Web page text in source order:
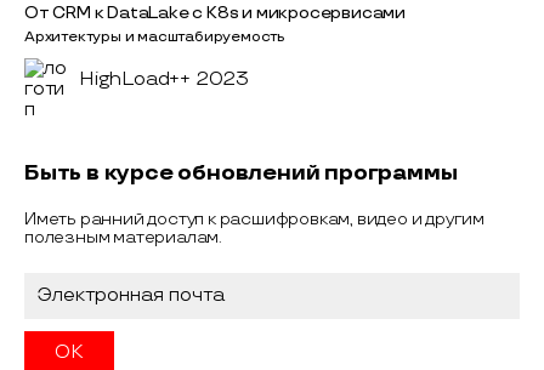
От CRM к DataLake с K8s и микросервисами
Архитектуры и масштабируемость
HighLoad++ 2023
Быть в курсе обновлений программы
Иметь ранний доступ к расшифровкам, видео и другим
полезным материалам.